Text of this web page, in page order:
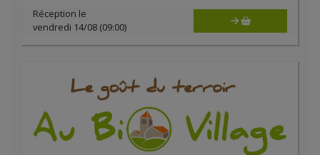
Réception le
vendredi 14/08 (09:00)